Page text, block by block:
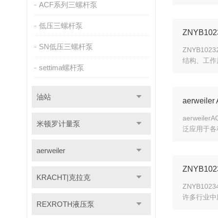
ACF系列三螺杆泵
低压三螺杆泵
SN低压三螺杆泵
settima螺杆泵
油站
米顿罗计量泵
aerweiler
KRACHT|克拉克
REXROTH液压泵
结构、工
aerweiler
泛应用于
许多行业